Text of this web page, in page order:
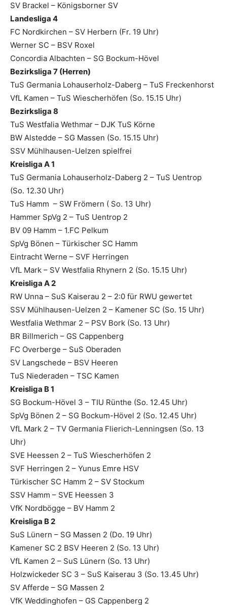
SV Brackel – Königsborner SV
Landesliga 4
FC Nordkirchen – SV Herbern (Fr. 19 Uhr)
Werner SC – BSV Roxel
Concordia Albachten – SG Bockum-Hövel
Bezirksliga 7 (Herren)
TuS Germania Lohauserholz-Daberg – TuS Freckenhorst
VfL Kamen – TuS Wiescherhöfen (So. 15.15 Uhr)
Bezirksliga 8
TuS Westfalia Wethmar – DJK TuS Körne
BW Alstedde – SG Massen (So. 15.15 Uhr)
SSV Mühlhausen-Uelzen spielfrei
Kreisliga A 1
TuS Germania Lohauserholz-Daberg 2 – TuS Uentrop
(So. 12.30 Uhr)
TuS Hamm – SW Frömern ( So. 13 Uhr)
Hammer SpVg 2 – TuS Uentrop 2
BV 09 Hamm – 1.FC Pelkum
SpVg Bönen – Türkischer SC Hamm
Eintracht Werne – SVF Herringen
VfL Mark – SV Westfalia Rhynern 2 (So. 15.15 Uhr)
Kreisliga A 2
RW Unna – SuS Kaiserau 2 – 2:0 für RWU gewertet
SSV Mühlhausen-Uelzen 2 – Kamener SC (So. 15 Uhr)
Westfalia Wethmar 2 – PSV Bork (So. 13 Uhr)
BR Billmerich – GS Cappenberg
FC Overberge – SuS Oberaden
SV Langschede – BSV Heeren
TuS Niederaden – TSC Kamen
Kreisliga B 1
SG Bockum-Hövel 3 – TIU Rünthe (So. 12.45 Uhr)
SpVg Bönen 2 – SG Bockum-Hövel 2 (So. 12.45 Uhr)
VfL Mark 2 – TV Germania Flierich-Lenningsen (So. 13
Uhr)
SVE Heessen 2 – TuS Wiescherhöfen 2
SVF Herringen 2 – Yunus Emre HSV
Türkischer SC Hamm 2 – SV Stockum
SSV Hamm – SVE Heessen 3
VfK Nordbögge – BV Hamm 2
Kreisliga B 2
SuS Lünern – SG Massen 2 (Do. 19 Uhr)
Kamener SC 2 BSV Heeren 2 (So. 13 Uhr)
VfL Kamen 2 – SuS Lünern (So. 13 Uhr)
Holzwickeder SC 3 – SuS Kaiserau 3 (So. 13.45 Uhr)
SV Afferde – SG Massen 2
VfK Weddinghofen – GS Cappenberg 2